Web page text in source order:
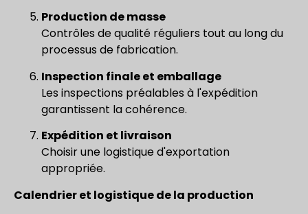
Production de masse
Contrôles de qualité réguliers tout au long du
processus de fabrication.
Inspection finale et emballage
Les inspections préalables à l'expédition
garantissent la cohérence.
Expédition et livraison
Choisir une logistique d'exportation
appropriée.
Calendrier et logistique de la production